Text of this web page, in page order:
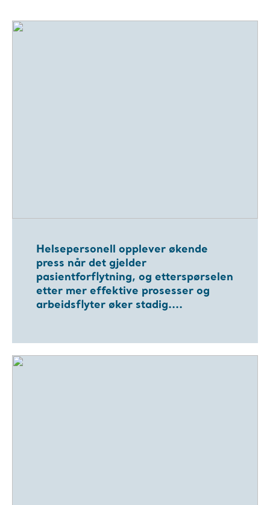
Helsepersonell opplever økende
press når det gjelder
pasientforflytning, og etterspørselen
etter mer effektive prosesser og
arbeidsflyter øker stadig....